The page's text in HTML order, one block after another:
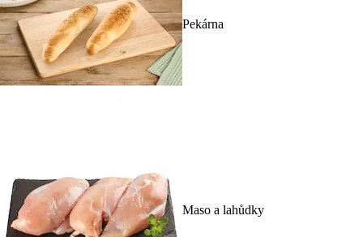
Pekárna
Maso a lahůdky